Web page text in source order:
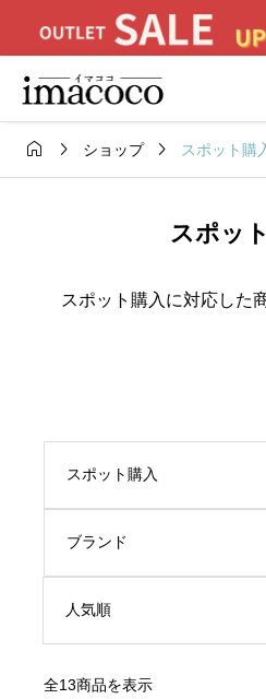
  ショップ  スポット購
スポッ
スポット購入に対応した
全13商品を表示
スポット購入
ブランド
人気順